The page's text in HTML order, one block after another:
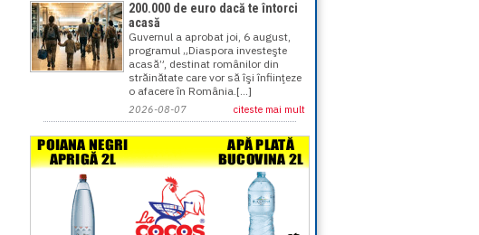
200.000 de euro dacă te întorci
acasă
Guvernul a aprobat joi, 6 august,
programul „Diaspora investeşte
acasă”, destinat românilor din
străinătate care vor să îşi înfiinţeze
o afacere în România.[...]
2026-08-07 citeste mai mult